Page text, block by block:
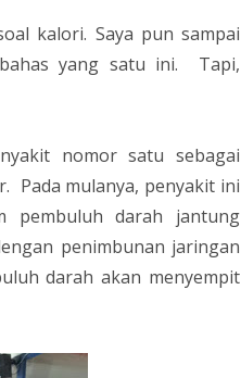
kalori. Saya pun sampai
yang satu ini. Tapi,
nomor satu sebagai
Pada mulanya, penyakit ini
pembuluh darah jantung
penimbunan jaringan
darah akan menyempit